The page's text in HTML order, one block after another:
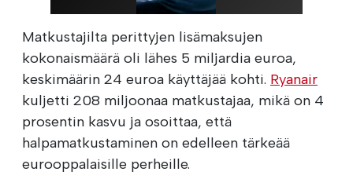
Matkustajilta perittyjen lisämaksujen
kokonaismäärä oli lähes 5 miljardia euroa,
keskimäärin 24 euroa käyttäjää kohti. Ryanair
kuljetti 208 miljoonaa matkustajaa, mikä on 4
prosentin kasvu ja osoittaa, että
halpamatkustaminen on edelleen tärkeää
eurooppalaisille perheille.